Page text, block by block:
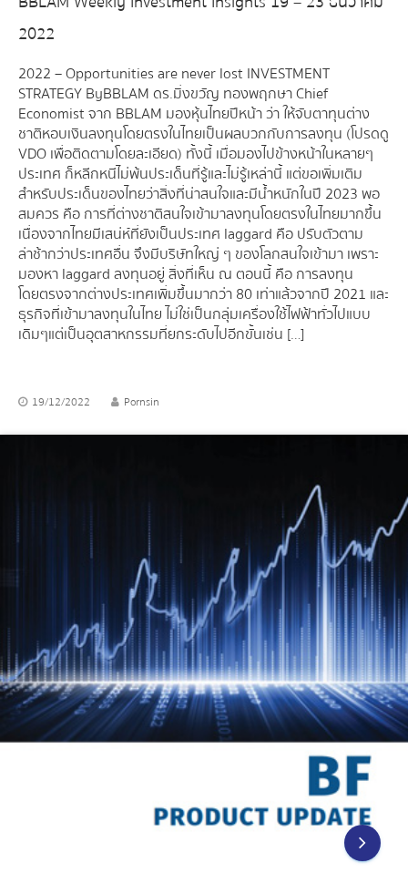
2022
2022 – Opportunities are never lost INVESTMENT
STRATEGY By BBLAM ดร.มิ่งขวัญ ทองพฤกษา Chief
Economist จาก BBLAM มองหุ้นไทยปีหน้า ว่า ให้จับตาทุนต่าง
ชาติหอบเงินลงทุนโดยตรงในไทยเป็นผลบวกกับการลงทุน (โปรดดู
VDO เพื่อติดตามโดยละเอียด) ทั้งนี้ เมื่อมองไปข้างหน้าในหลายๆ
ประเทศ ก็หลีกหนีไม่พ้นประเด็นที่รู้และไม่รู้เหล่านี้ แต่ขอเพิ่มเติม
สำหรับประเด็นของไทยว่า สิ่งที่น่าสนใจและมีน้ำหนักในปี 2023 พอ
สมควร คือ การที่ต่างชาติสนใจเข้ามาลงทุนโดยตรงในไทยมากขึ้น
เนื่องจากไทยมีเสน่ห์ที่ยังเป็นประเทศ laggard คือ ปรับตัวตาม
ล่าช้ากว่าประเทศอื่น จึงมีบริษัทใหญ่ ๆ ของโลกสนใจเข้ามา เพราะ
มองหา laggard ลงทุนอยู่ สิ่งที่เห็น ณ ตอนนี้ คือ การลงทุน
โดยตรงจากต่างประเทศเพิ่มขึ้นมากว่า 80 เท่าแล้วจากปี 2021 และ
ธุรกิจที่เข้ามาลงทุนในไทย ไม่ใช่เป็นกลุ่มเครื่องใช้ไฟฟ้าทั่วไปแบบ
เดิมๆ แต่เป็นอุตสาหกรรมที่ยกระดับไปอีกขั้น เช่น […]
19/12/2022 Pornsin